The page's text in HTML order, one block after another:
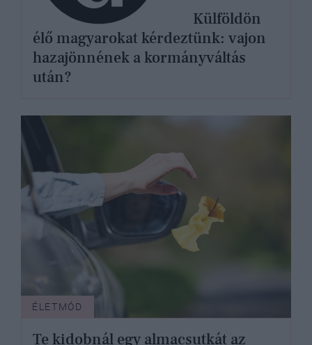
élő magyarokat kérdeztünk: vajon
hazajönnének a kormányváltás
után?
ÉLETMÓD
Te kidobnál egy almacsutkát az